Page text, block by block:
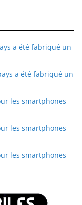
a été fabriqué un
a été fabriqué un
les smartphones
les smartphones
les smartphones